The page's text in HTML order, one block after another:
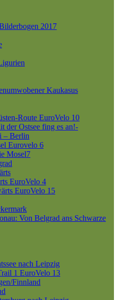
2017
Kaukasus
Route EuroVelo 10
der Ostsee fing es an!-
– Berlin
Eurovelo 6
Mosel7
EuroVelo 4
EuroVelo 15
Von Belgrad ans Schwarze
nach Leipzig
1 EuroVelo 13
Finnland